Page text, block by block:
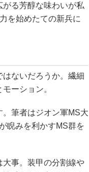
る芳醇な味わいが私
を始めたての新兵に
ないだろうか。繊細
ーション。
筆者はジオン軍MS大
睨みを利かすMS群を
事。装甲の分割線や